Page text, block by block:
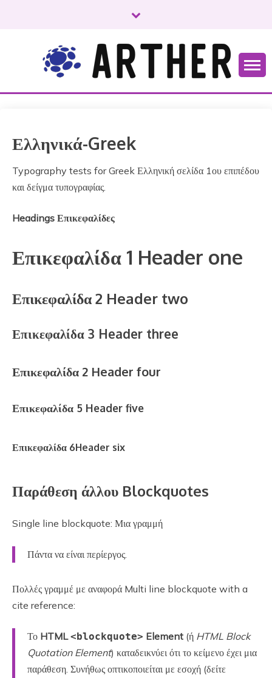
c ARTHER
Ελληνικά-Greek
Typography tests for Greek Ελληνική σελίδα 1ου επιπέδου
και δείγμα τυπογραφίας.
Headings Επικεφαλίδες
Επικεφαλίδα 1 Header one
Επικεφαλίδα 2 Header two
Επικεφαλίδα 3 Header three
Επικεφαλίδα 2 Header four
Επικεφαλίδα 5 Header five
Επικεφαλίδα 6Header six
Παράθεση άλλου Blockquotes
Single line blockquote: Μια γραμμή
Πάντα να είναι περίεργος.
Πολλές γραμμέ με αναφορά Multi line blockquote with a
cite reference:
Το HTML<blockquote> Element (ή HTML Block
Quotation Element) καταδεικνύει ότι το κείμενο έχει μια
παράθεση. Συνήθως οπτικοποιείται με εσοχή (δείτε